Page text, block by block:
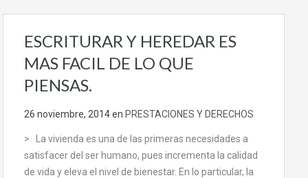
ESCRITURAR Y HEREDAR ES
MAS FACIL DE LO QUE
PIENSAS.
26 noviembre, 2014en PRESTACIONES Y DERECHOS
> La vivienda es una de las primeras necesidades a
satisfacer del ser humano, pues incrementa la calidad
de vida y eleva el nivel de bienestar. En lo particular, la